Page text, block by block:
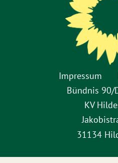
Impressum
Bündnis 90/
KV
31134